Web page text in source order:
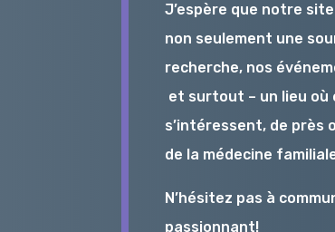
J’espère que notre
non seulement une
recherche, nos
et surtout – un lieu où
s’intéressent, de près
de la médecine
N’hésitez pas à
passionnant!